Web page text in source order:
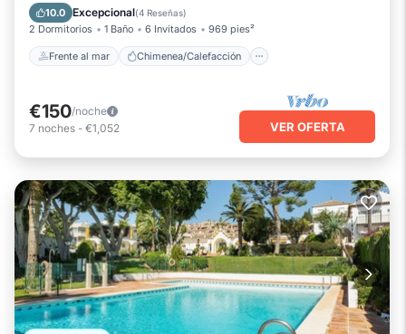
10.0 Excepcional(4 Reseñas)
2 Dormitorios 1 Baño 6 Invitados 969 pies²
Frente al mar Chimenea/Calefacción
Vista al mar
€150/noche
7 noches - €1,052 VER OFERTA